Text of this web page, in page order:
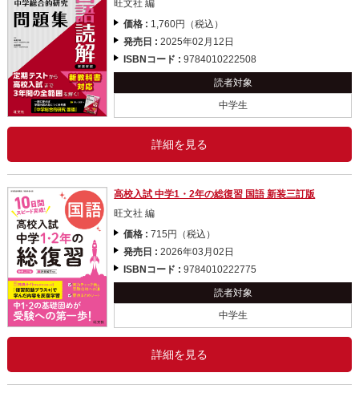
旺文社 編
価格 : 1,760円（税込）
発売日 :2025年02月12日
ISBNコード :9784010222508
読者対象
中学生
詳細を見る
高校入試 中学1・2年の総復習 国語 新装三訂版
旺文社 編
価格 :715円（税込）
発売日 :2026年03月02日
ISBNコード :9784010222775
読者対象
中学生
詳細を見る